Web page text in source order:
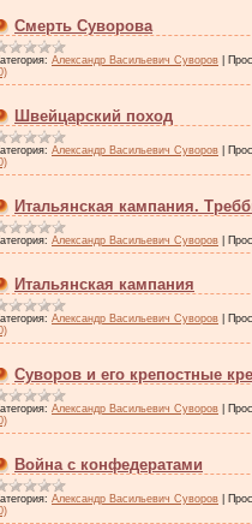
Смерть Суворова
Александр Васильевич Суворов
Швейцарский поход
Александр Васильевич Суворов
Итальянская кампания.
Александр Васильевич Суворов
Итальянская кампания
Александр Васильевич Суворов
Суворов и его крепостные
Александр Васильевич Суворов
Война с конфедератами
Александр Васильевич Суворов